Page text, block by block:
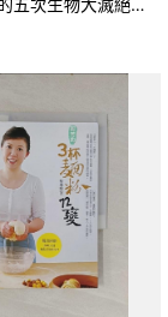
五次生物大滅絕_